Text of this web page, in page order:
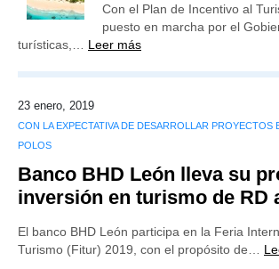
Con el Plan de Incentivo al
puesto en marcha por el
turísticas,… Leer más
23 enero, 2019
CON LA EXPECTATIVA DE DESARROLLAR PROYECTOS
POLOS
Banco BHD León lleva su
inversión en turismo de RD
El banco BHD León participa en la Feria
Turismo (Fitur) 2019, con el propósito de…